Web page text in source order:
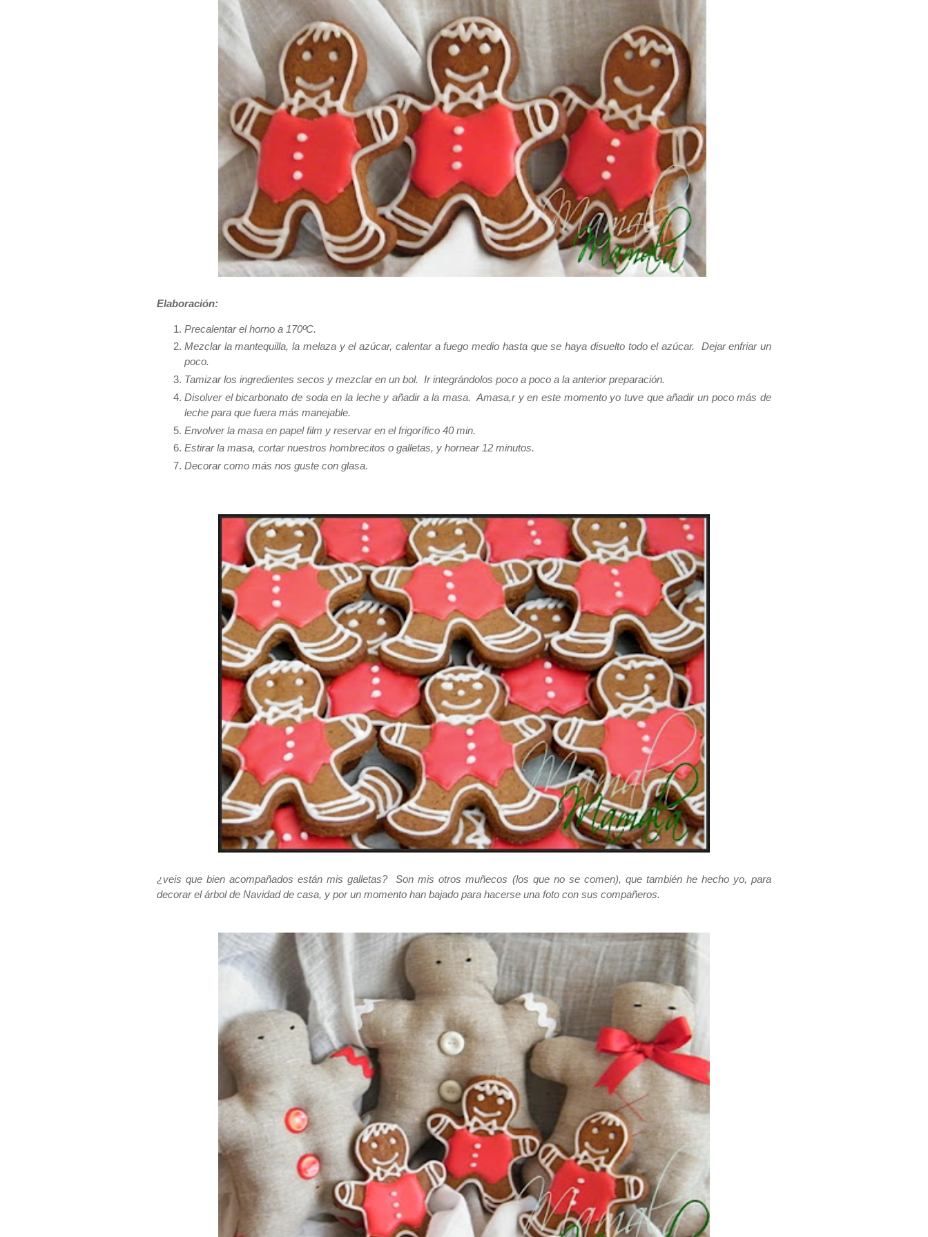
Elaboración:
Precalentar el horno a 170ºC.
Mezclar la mantequilla, la melaza y el azúcar, calentar a fuego medio hasta que se haya disuelto todo el azúcar. Dejar enfriar un
poco.
Tamizar los ingredientes secos y mezclar en un bol. Ir integrándolos poco a poco a la anterior preparación.
Disolver el bicarbonato de soda en la leche y añadir a la masa. Amasa,r y en este momento yo tuve que añadir un poco más de
leche para que fuera más manejable.
Envolver la masa en papel film y reservar en el frigorífico 40 min.
Estirar la masa, cortar nuestros hombrecitos o galletas, y hornear 12 minutos.
Decorar como más nos guste con glasa.
¿veis que bien acompañados están mis galletas? Son mis otros muñecos (los que no se comen), que también he hecho yo, para
decorar el árbol de Navidad de casa, y por un momento han bajado para hacerse una foto con sus compañeros.